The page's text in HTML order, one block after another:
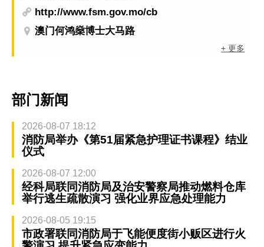
http://www.fsm.gov.mo/cb
澳门何鸿燊博士大马路
+ 更多
部门新闻
2026-08-07 18:12
消防局举办《第51届紧急护理证书课程》结业
仪式
2026-08-07 12:00
经科局联同消防局及治安警察局推动燃料仓库
举行逃生疏散演习 强化业界应急处理能力
2026-08-05 19:15
市政署联同消防局于飞能便度街小贩区进行火